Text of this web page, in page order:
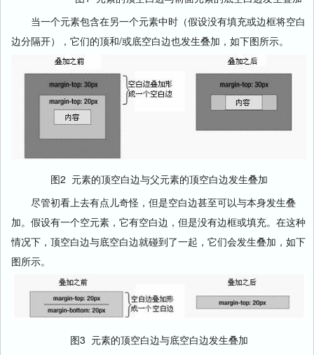
当一个元素包含在另一个元素中时（假设没有填充或边框将空白
边分隔开），它们的顶和/或底空白边也发生叠加，如下图所示。
图2 元素的顶空白边与父元素的顶空白边发生叠加
尽管初看上去有点儿奇怪，但是空白边甚至可以与本身发生叠
加。假设有一个空元素，它有空白边，但是没有边框或填充。在这种
情况下，顶空白边与底空白边就碰到了一起，它们会发生叠加，如下
图所示。
图3 元素的顶空白边与底空白边发生叠加